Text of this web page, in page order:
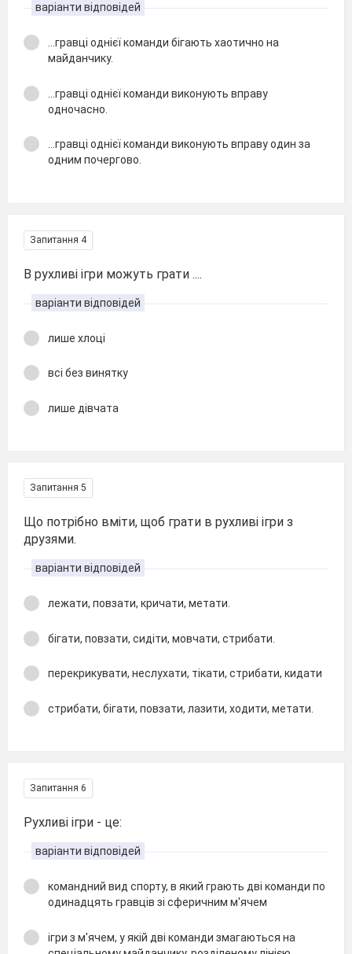
варіанти відповідей
...гравці однієї команди бігають хаотично на
майданчику.
...гравці однієї команди виконують вправу
одночасно.
...гравці однієї команди виконують вправу один за
одним почергово.
Запитання 4
В рухливі ігри можуть грати ....
варіанти відповідей
лише хлоці
всі без винятку
лише дівчата
Запитання 5
Що потрібно вміти, щоб грати в рухливі ігри з
друзями.
варіанти відповідей
лежати, повзати, кричати, метати.
бігати, повзати, сидіти, мовчати, стрибати.
перекрикувати, неслухати, тікати, стрибати, кидати
стрибати, бігати, повзати, лазити, ходити, метати.
Запитання 6
Рухливі ігри - це:
варіанти відповідей
командний вид спорту, в який грають дві команди по
одинадцять гравців зі сферичним м'ячем
ігри з м'ячем, у якій дві команди змагаються на